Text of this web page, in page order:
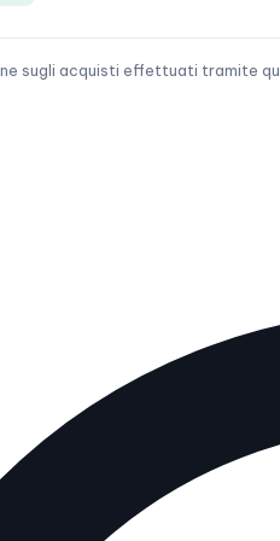
sugli acquisti effettuati tramite